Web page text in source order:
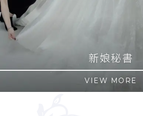
婚紗攝影
VIEW MORE